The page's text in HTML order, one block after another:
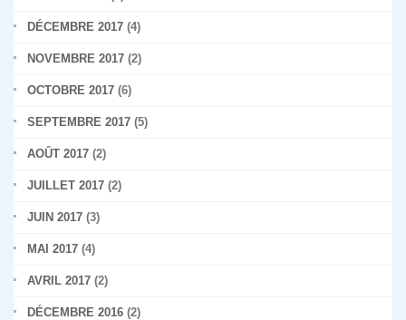
DÉCEMBRE 2017 (4)
NOVEMBRE 2017 (2)
OCTOBRE 2017 (6)
SEPTEMBRE 2017 (5)
AOÛT 2017 (2)
JUILLET 2017 (2)
JUIN 2017 (3)
MAI 2017 (4)
AVRIL 2017 (2)
DÉCEMBRE 2016 (2)